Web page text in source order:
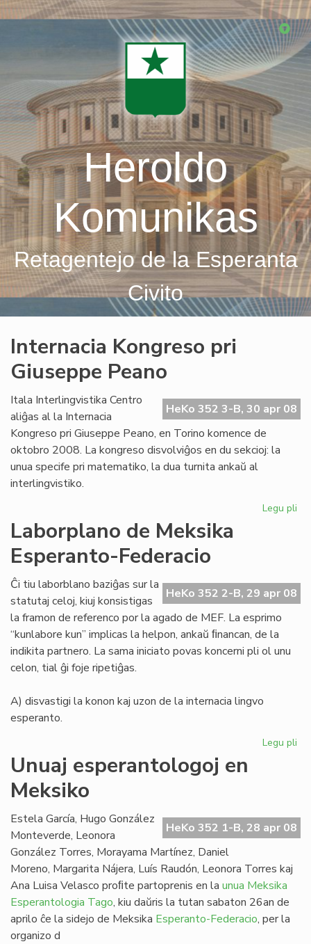
Skip
Heroldo
Komunikas
Retagentejo de la Esperanta
Civito
Internacia Kongreso pri
Giuseppe Peano
HeKo 352 3-B, 30 apr 08
Itala Interlingvistika Centro
aliĝas al la Internacia
Kongreso pri Giuseppe Peano, en Torino komence de
oktobro 2008. La kongreso disvolviĝos en du sekcioj: la
unua specife pri matematiko, la dua turnita ankaŭ al
interlingvistiko.
Legu pli
Laborplano de Meksika
Esperanto-Federacio
HeKo 352 2-B, 29 apr 08
Ĉi tiu laborblano baziĝas sur la
statutaj celoj, kiuj konsistigas
la framon de referenco por la agado de MEF. La esprimo
“kunlabore kun” implicas la helpon, ankaŭ ﬁnancan, de la
indikita partnero. La sama iniciato povas koncerni pli ol unu
celon, tial ĝi foje ripetiĝas.
A) disvastigi la konon kaj uzon de la internacia lingvo
esperanto.
Legu pli
Unuaj esperantologoj en
Meksiko
HeKo 352 1-B, 28 apr 08
Estela García, Hugo González
Monteverde, Leonora
González Torres, Morayama Martínez, Daniel
Moreno, Margarita Nájera, Luís Raudón, Leonora Torres kaj
Ana Luisa Velasco proﬁte partoprenis en la unua Meksika
Esperantologia Tago, kiu daŭris la tutan sabaton 26an de
aprilo ĉe la sidejo de Meksika Esperanto-Federacio, per la
organizo d